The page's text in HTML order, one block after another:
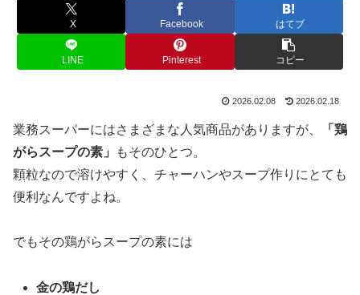
X Facebook はてブ
LINE Pinterest コピー
2026.02.08 2026.02.18
業務スーパーにはさまざまな人気商品がありますが、
「鶏
がらスープの素」
もそのひとつ。
顆粒なので溶けやすく、チャーハンやスープ作りにとても
便利なんですよね。
でもその鶏がらスープの素には
金の鶏だし